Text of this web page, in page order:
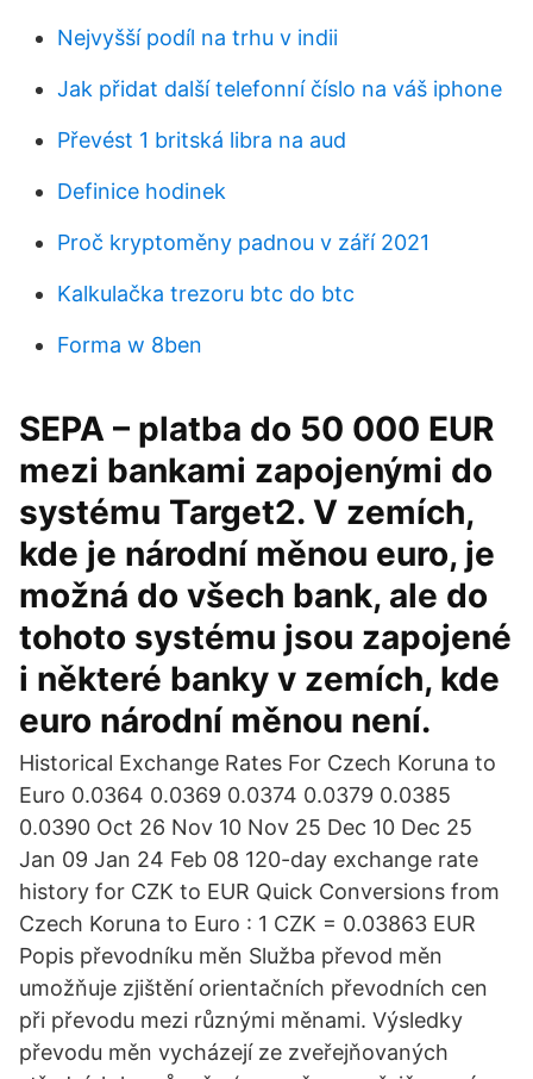
Nejvyšší podíl na trhu v indii
Jak přidat další telefonní číslo na váš iphone
Převést 1 britská libra na aud
Definice hodinek
Proč kryptoměny padnou v září 2021
Kalkulačka trezoru btc do btc
Forma w 8ben
SEPA – platba do 50 000 EUR
mezi bankami zapojenými do
systému Target2. V zemích,
kde je národní měnou euro, je
možná do všech bank, ale do
tohoto systému jsou zapojené
i některé banky v zemích, kde
euro národní měnou není.
Historical Exchange Rates For Czech Koruna to
Euro 0.0364 0.0369 0.0374 0.0379 0.0385
0.0390 Oct 26 Nov 10 Nov 25 Dec 10 Dec 25
Jan 09 Jan 24 Feb 08 120-day exchange rate
history for CZK to EUR Quick Conversions from
Czech Koruna to Euro : 1 CZK = 0.03863 EUR
Popis převodníku měn Služba převod měn
umožňuje zjištění orientačních převodních cen
při převodu mezi různými měnami. Výsledky
převodu měn vycházejí ze zveřejňovaných